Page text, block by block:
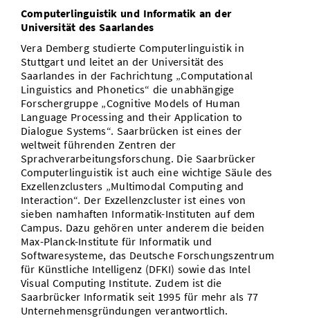
Computerlinguistik und Informatik an der
Universität des Saarlandes
Vera Demberg studierte Computerlinguistik in
Stuttgart und leitet an der Universität des
Saarlandes in der Fachrichtung „Computational
Linguistics and Phonetics“ die unabhängige
Forschergruppe „Cognitive Models of Human
Language Processing and their Application to
Dialogue Systems“. Saarbrücken ist eines der
weltweit führenden Zentren der
Sprachverarbeitungsforschung. Die Saarbrücker
Computerlinguistik ist auch eine wichtige Säule des
Exzellenzclusters „Multimodal Computing and
Interaction“. Der Exzellenzcluster ist eines von
sieben namhaften Informatik-Instituten auf dem
Campus. Dazu gehören unter anderem die beiden
Max-Planck-Institute für Informatik und
Softwaresysteme, das Deutsche Forschungszentrum
für Künstliche Intelligenz (DFKI) sowie das Intel
Visual Computing Institute. Zudem ist die
Saarbrücker Informatik seit 1995 für mehr als 77
Unternehmensgründungen verantwortlich.